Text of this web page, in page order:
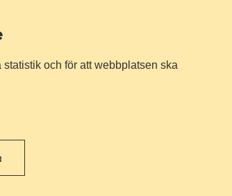
och för att webbplatsen ska